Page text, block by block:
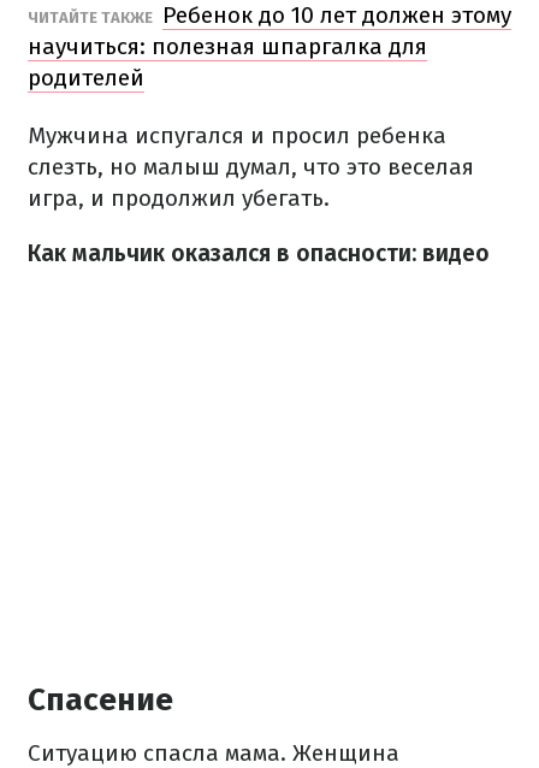
ЧИТАЙТЕ ТАКЖЕ
Ребенок до 10 лет должен этому
научиться: полезная шпаргалка для
родителей
Мужчина испугался и просил ребенка
слезть, но малыш думал, что это веселая
игра, и продолжил убегать.
Как мальчик оказался в опасности: видео
Спасение
Ситуацию спасла мама. Женщина